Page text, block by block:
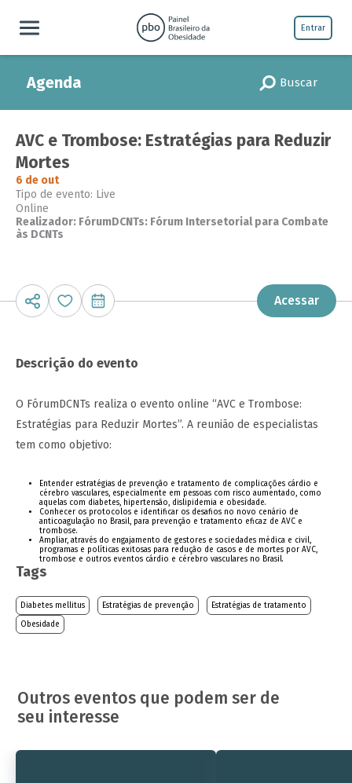
Entrar
Agenda Buscar
AVC e Trombose: Estratégias para Reduzir
Mortes
6 de out
Tipo de evento: Live
Online
Realizador: FórumDCNTs: Fórum Intersetorial para Combate
às DCNTs
Acessar
Descrição do evento
O FórumDCNTs realiza o evento online “AVC e Trombose:
Estratégias para Reduzir Mortes”. A reunião de especialistas
tem como objetivo:
Entender estratégias de prevenção e tratamento de complicações cárdio e
cérebro vasculares, especialmente em pessoas com risco aumentado, como
aquelas com diabetes, hipertensão, dislipidemia e obesidade.
Conhecer os protocolos e identificar os desafios no novo cenário de
anticoagulação no Brasil, para prevenção e tratamento eficaz de AVC e
trombose.
Ampliar, através do engajamento de gestores e sociedades médica e civil,
programas e políticas exitosas para redução de casos e de mortes por AVC,
trombose e outros eventos cárdio e cérebro vasculares no Brasil.
Tags
Diabetes mellitus Estratégias de prevenção
Estratégias de tratamento
Obesidade
Outros eventos que podem ser de
seu interesse